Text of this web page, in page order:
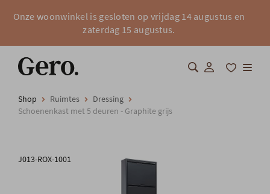
Onze woonwinkel is gesloten op vrijdag 14 augustus en
zaterdag 15 augustus.
Shop
Shop Ruimtes
Dressing
Schoenenkast met 5 deuren - Graphite grijs
J013-ROX-1001